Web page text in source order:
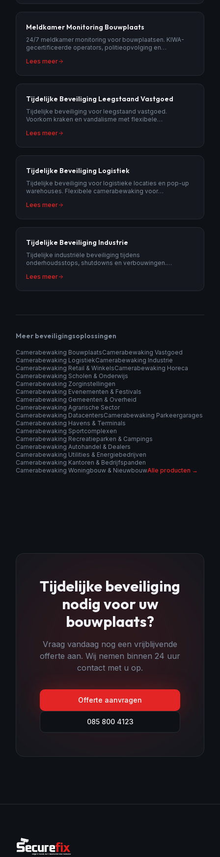
Meldkamer Monitoring Bouwplaats
24/7 meldkamer monitoring voor bouwplaatsen. KIWA-
gecertificeerde operators, politieopvolging en
Lees meer
Tijdelijke Beveiliging Leegstaand Vastgoed
Tijdelijke beveiliging voor leegstaand vastgoed.
Voorkom kraken en vandalisme met flexibele
Lees meer
Tijdelijke Beveiliging Logistiek
Tijdelijke beveiliging voor logistieke locaties en pop-up
warehouses. Flexibele camerabewaking voor
Lees meer
Tijdelijke Beveiliging Industrie
Tijdelijke industriële beveiliging tijdens
onderhoudsstops, shutdowns en verbouwingen.
Lees meer
Meer beveiligingsoplossingen
Camerabewaking BouwplaatsCamerabewaking Vastgoed
Camerabewaking LogistiekCamerabewaking Industrie
Camerabewaking Retail & WinkelsCamerabewaking Horeca
Camerabewaking Scholen & Onderwijs
Camerabewaking Zorginstellingen
Camerabewaking Evenementen & Festivals
Camerabewaking Gemeenten & Overheid
Camerabewaking Agrarische Sector
Camerabewaking DatacentersCamerabewaking Parkeergarages
Camerabewaking Havens & Terminals
Camerabewaking Sportcomplexen
Camerabewaking Recreatieparken & Campings
Camerabewaking Autohandel & Dealers
Camerabewaking Utilities & Energiebedrijven
Camerabewaking Kantoren & Bedrijfspanden
Camerabewaking Woningbouw & NieuwbouwAlle producten →
Tijdelijke beveiliging
nodig voor uw
bouwplaats?
Vraag vandaag nog een vrijblijvende
offerte aan. Wij nemen binnen 24 uur
contact met u op.
Offerte aanvragen
085 800 4123